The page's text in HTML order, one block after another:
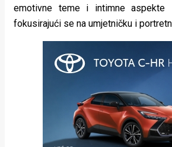
emotivne teme i intimne aspekte
fokusirajući se na umjetničku i